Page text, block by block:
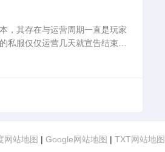
其存在与运营周期一直是玩家
私服仅仅运营几天就宣告结束。
个人或小团队运营，缺乏官方的
网站地图 | Google网站地图 | TXT网站地图